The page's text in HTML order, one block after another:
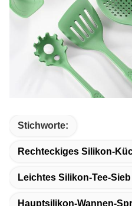
Stichworte:
Rechteckiges Silikon-
Leichtes Silikon-Tee-Sieb
Hauptsilikon-Wannen-